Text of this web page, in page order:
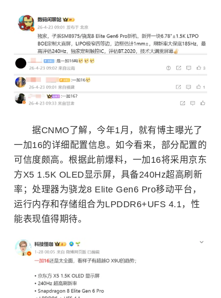
据CNMO了解，今年1月，就有博主曝光了
一加16的详细配置信息。如今看来，部分配置的
可信度颇高。根据此前爆料，一加16将采用京东
方X5 1.5K OLED显示屏，具备240Hz超高刷新
率；处理器为骁龙8 Elite Gen6 Pro移动平台，
运行内存和存储组合为LPDDR6+UFS 4.1，性
能表现值得期待。